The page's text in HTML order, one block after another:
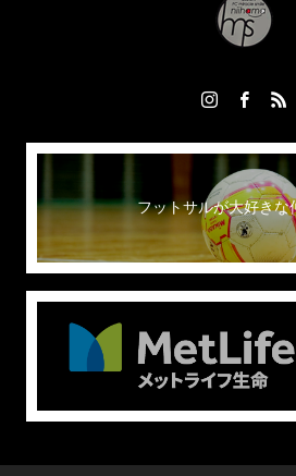
フットサルが大好きな